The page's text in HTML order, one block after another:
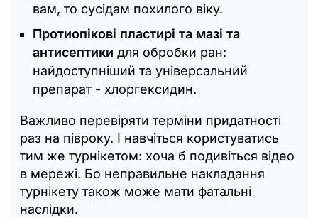
вам, то сусідам похилого віку.
Протиопікові пластирі та мазі та
антисептики для обробки ран:
найдоступніший та універсальний
препарат - хлоргексидин.
Важливо перевіряти терміни придатності
раз на півроку. І навчіться користуватись
тим же турнікетом: хоча б подивіться відео
в мережі. Бо неправильне накладання
турнікету також може мати фатальні
наслідки.